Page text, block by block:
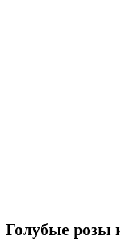
Голубые розы